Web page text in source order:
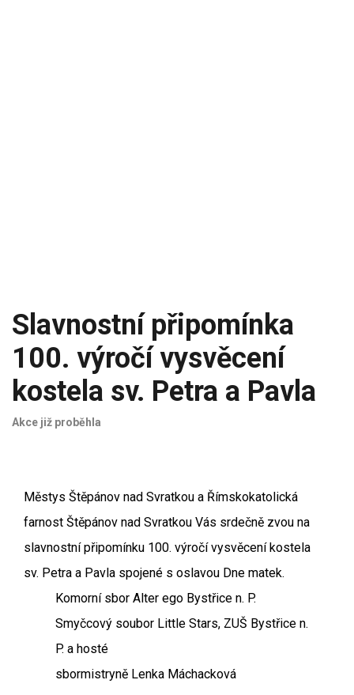
Slavnostní připomínka
100. výročí vysvěcení
kostela sv. Petra a Pavla
Akce již proběhla
Městys Štěpánov nad Svratkou a Římskokatolická
farnost Štěpánov nad Svratkou Vás srdečně zvou na
slavnostní připomínku 100. výročí vysvěcení kostela
sv. Petra a Pavla spojené s oslavou Dne matek.
Komorní sbor Alter ego Bystřice n. P.
Smyčcový soubor Little Stars, ZUŠ Bystřice n.
P. a hosté
sbormistryně Lenka Máchacková